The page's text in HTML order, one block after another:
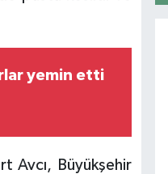
yemin etti
Avcı, Büyükşehir